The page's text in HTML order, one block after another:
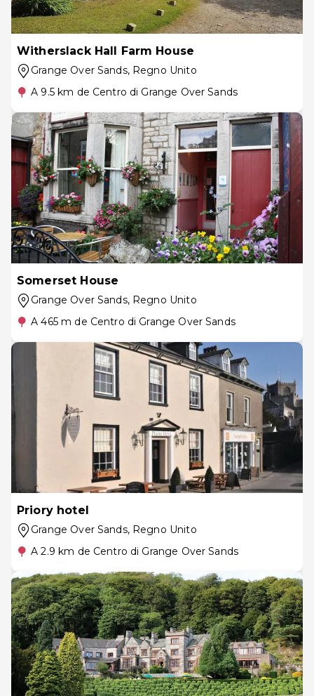
Witherslack Hall Farm House
Grange Over Sands, Regno Unito
A 9.5 km de Centro di Grange Over Sands
Somerset House
Grange Over Sands, Regno Unito
A 465 m de Centro di Grange Over Sands
Priory hotel
Grange Over Sands, Regno Unito
A 2.9 km de Centro di Grange Over Sands